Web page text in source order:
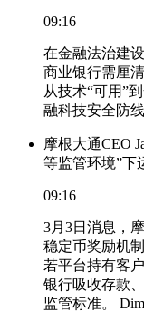
09:16
在金融法治建
商业银行需厘
从技术“可用”
融科技安全防线
摩根大通CEO
等监管环境”下
09:16
3月3日消息，
稳定币奖励机
若平台持有客
银行吸收存款
监管标准。